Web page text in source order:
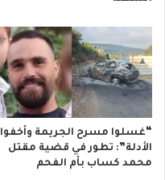
“غسلوا مسرح الجريمة وأخفوا
الأدلة”: تطور في قضية مقتل
محمد كساب بأم الفحم